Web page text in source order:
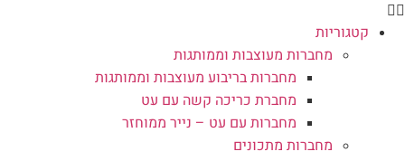
קטגוריות
מחברות מעוצבות וממותגות
מחברות בריבוע מעוצבות וממותגות
מחברת כריכה קשה עם עט
מחברות עם עט – נייר ממוחזר
מחברות מתכונים